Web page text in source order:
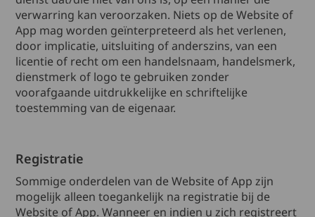
verwarring kan veroorzaken. Niets op de Website of
App mag worden geïnterpreteerd als het verlenen,
door implicatie, uitsluiting of anderszins, van een
licentie of recht om een handelsnaam, handelsmerk,
dienstmerk of logo te gebruiken zonder
voorafgaande uitdrukkelijke en schriftelijke
toestemming van de eigenaar.
Registratie
Sommige onderdelen van de Website of App zijn
mogelijk alleen toegankelijk na registratie bij de
Website of App. Wanneer en indien u zich registreert